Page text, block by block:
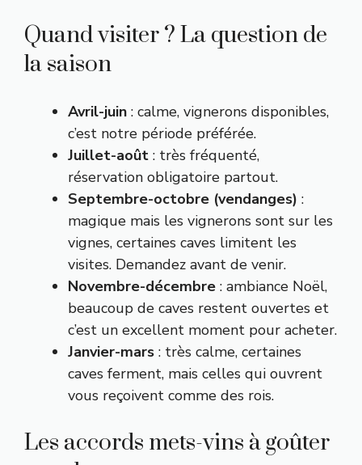
Quand visiter ? La question de
la saison
Avril-juin : calme, vignerons disponibles,
c’est notre période préférée.
Juillet-août : très fréquenté,
réservation obligatoire partout.
Septembre-octobre (vendanges) :
magique mais les vignerons sont sur les
vignes, certaines caves limitent les
visites. Demandez avant de venir.
Novembre-décembre : ambiance Noël,
beaucoup de caves restent ouvertes et
c’est un excellent moment pour acheter.
Janvier-mars : très calme, certaines
caves ferment, mais celles qui ouvrent
vous reçoivent comme des rois.
Les accords mets-vins à goûter